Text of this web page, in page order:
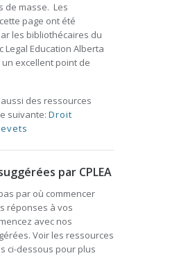
de masse. Les
page ont été
les bibliothécaires du
Legal Education Alberta
excellent point de
des ressources
suivante: Droit
par CPLEA
par où commencer
réponses à vos
avec nos
Voir les ressources
ci-dessous pour plus